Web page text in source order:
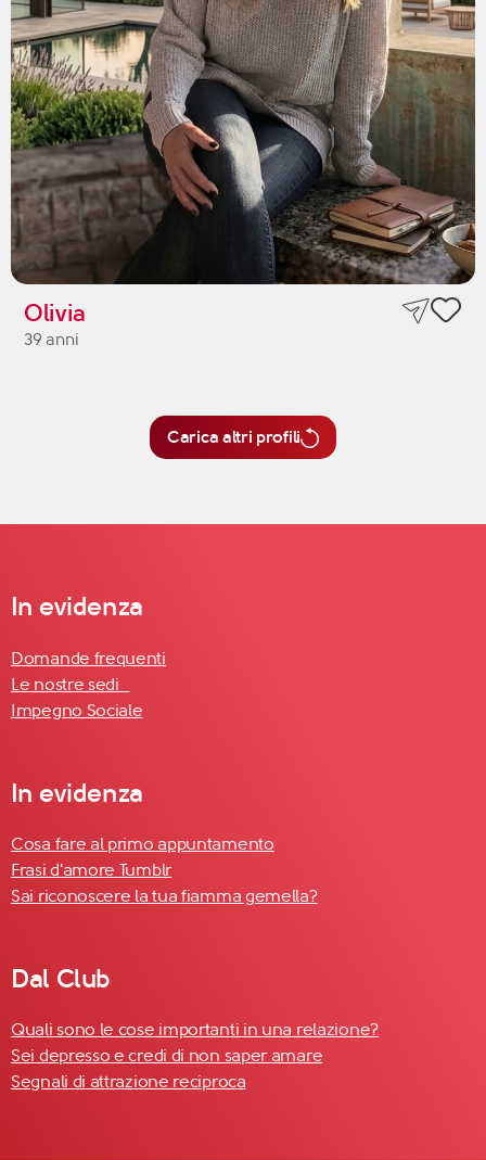
Olivia
39 anni
Carica altri profili
In evidenza
Domande frequenti
Le nostre sedi
Impegno Sociale
In evidenza
Cosa fare al primo appuntamento
Frasi d'amore Tumblr
Sai riconoscere la tua fiamma gemella?
Dal Club
Quali sono le cose importanti in una relazione?
Sei depresso e credi di non saper amare
Segnali di attrazione reciproca